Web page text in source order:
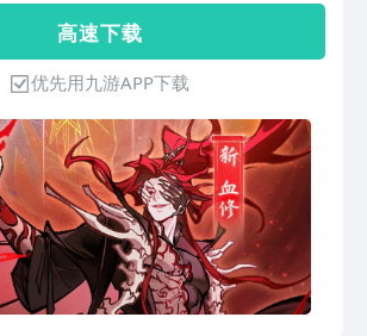
为不死血祖！还有血修主题新大区【血道
炼天】，上线即送100抽，超级秘境挂机
惊喜多！超级暑期版本，更有全服免费送
月卡，老玩家回归享多重豪礼！人界的懵
懂热血，灵界的仙魔抉择，仙界的创世风
云，量劫之下，六大仙域，道祖之路......
一个或壮阔或逍遥的长生路，待你开启。
一念仙魔，逍遥天下。《一念逍遥》是一
款国民放置修仙手游，目前有体、法、
剑、鬼、儒五大修炼方向，待你随时随地
踏入仙途，轻松体验从无名小卒一步步成
长，最终问鼎乾坤的过程。争天命，求长
高 速 下 载
优先用九游APP下载